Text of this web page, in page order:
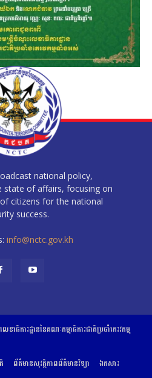
national policy,
state of affairs, focusing on
citizens for the national
success.
info@nctc.gov.kh
ការដ្ឋាននៃគណៈកម្មាធិការជាតិប្រចាំភេរវកម្ម
ព័ត៌មានសុវត្ថិភាពព័ត៌មានវិទ្យា ឯកសារ